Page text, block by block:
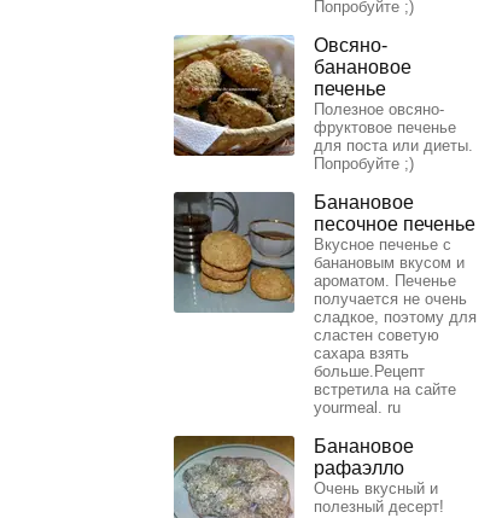
Попробуйте ;)
Овсяно-
банановое
печенье
Полезное овсяно-
фруктовое печенье
для поста или диеты.
Попробуйте ;)
Банановое
песочное печенье
Вкусное печенье с
банановым вкусом и
ароматом. Печенье
получается не очень
сладкое, поэтому для
сластен советую
сахара взять
больше.Рецепт
встретила на сайте
yourmeal. ru
Банановое
рафаэлло
Очень вкусный и
полезный десерт!